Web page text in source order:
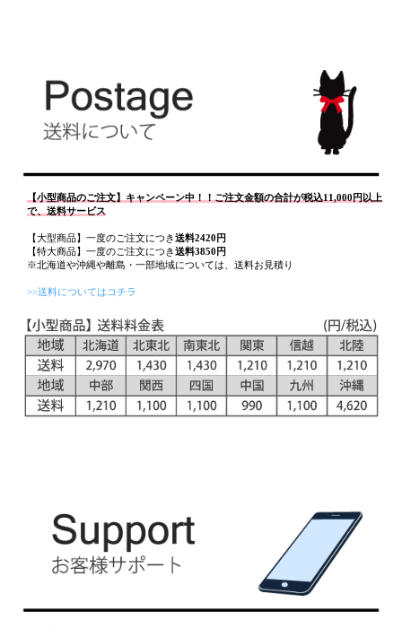
【小型商品のご注文】キャンペーン中！！ご注文金額の合計が税込11,000円以上
で、送料サービス
【大型商品】一度のご注文につき送料2420円
【特大商品】一度のご注文につき送料3850円
※北海道や沖縄や離島・一部地域については、送料お見積り
>>送料についてはコチラ